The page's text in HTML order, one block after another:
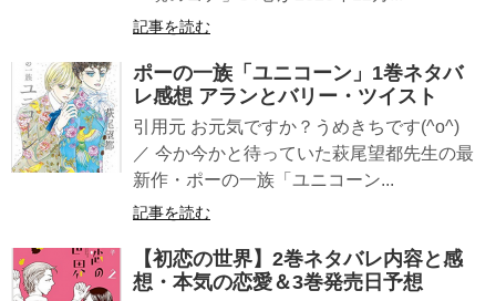
記事を読む
ポーの一族「ユニコーン」1巻ネタバ
レ感想 アランとバリー・ツイスト
引用元 お元気ですか？うめきちです(^o^)
／ 今か今かと待っていた萩尾望都先生の最
新作・ポーの一族「ユニコーン...
記事を読む
【初恋の世界】2巻ネタバレ内容と感
想・本気の恋愛＆3巻発売日予想